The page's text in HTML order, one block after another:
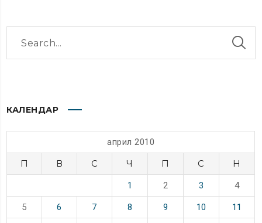
КАЛЕНДАР
април 2010
П В С Ч П С Н
1 2 3 4
5 6 7 8 9 10 11